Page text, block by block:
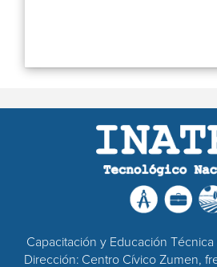
Capacitación y Educación Técnica
Dirección: Centro Cívico Zumen,